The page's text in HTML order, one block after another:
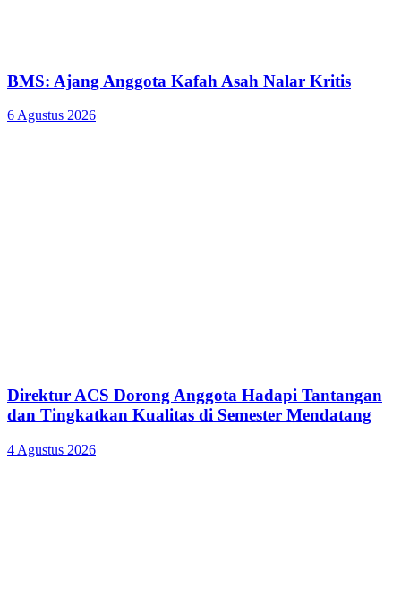
BMS: Ajang Anggota Kafah Asah Nalar Kritis
6 Agustus 2026
Direktur ACS Dorong Anggota Hadapi Tantangan
dan Tingkatkan Kualitas di Semester Mendatang
4 Agustus 2026